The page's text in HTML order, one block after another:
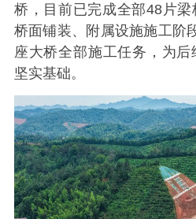
桥，目前已完成全部48片
桥面铺装、附属设施施工阶
座大桥全部施工任务，为
坚实基础。